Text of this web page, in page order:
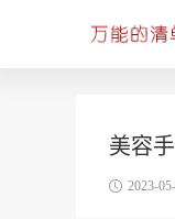
美容
2023-